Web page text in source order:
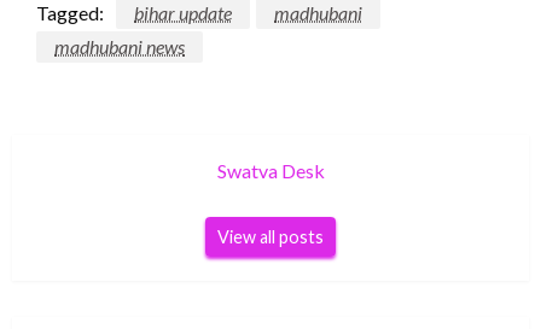
Tagged: bihar update
madhubani
madhubani news
Swatva Desk
View all posts